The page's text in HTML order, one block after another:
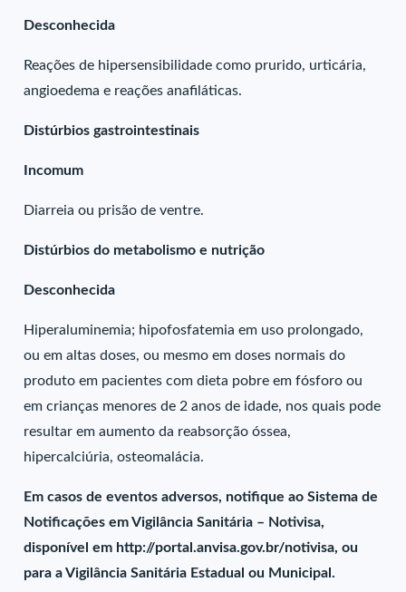
Desconhecida
Reações de hipersensibilidade como prurido, urticária,
angioedema e reações anafiláticas.
Distúrbios gastrointestinais
Incomum
Diarreia ou prisão de ventre.
Distúrbios do metabolismo e nutrição
Desconhecida
Hiperaluminemia; hipofosfatemia em uso prolongado,
ou em altas doses, ou mesmo em doses normais do
produto em pacientes com dieta pobre em fósforo ou
em crianças menores de 2 anos de idade, nos quais pode
resultar em aumento da reabsorção óssea,
hipercalciúria, osteomalácia.
Em casos de eventos adversos, notifique ao Sistema de
Notificações em Vigilância Sanitária – Notivisa,
disponível em http://portal.anvisa.gov.br/notivisa, ou
para a Vigilância Sanitária Estadual ou Municipal.